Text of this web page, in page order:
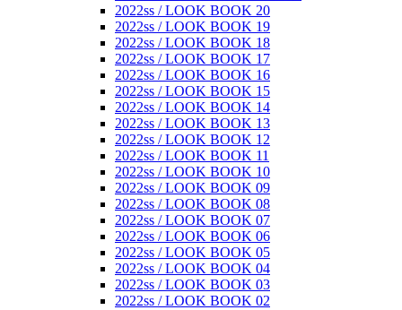
2022ss / LOOK BOOK 20
2022ss / LOOK BOOK 19
2022ss / LOOK BOOK 18
2022ss / LOOK BOOK 17
2022ss / LOOK BOOK 16
2022ss / LOOK BOOK 15
2022ss / LOOK BOOK 14
2022ss / LOOK BOOK 13
2022ss / LOOK BOOK 12
2022ss / LOOK BOOK 11
2022ss / LOOK BOOK 10
2022ss / LOOK BOOK 09
2022ss / LOOK BOOK 08
2022ss / LOOK BOOK 07
2022ss / LOOK BOOK 06
2022ss / LOOK BOOK 05
2022ss / LOOK BOOK 04
2022ss / LOOK BOOK 03
2022ss / LOOK BOOK 02